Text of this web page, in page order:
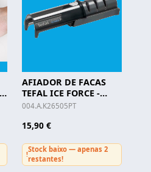
AFIADOR DE FACAS
TEFAL ICE FORCE -
K26505PT
004.A.K26505PT
15,90 €
!
Stock baixo — apenas 2
restantes!